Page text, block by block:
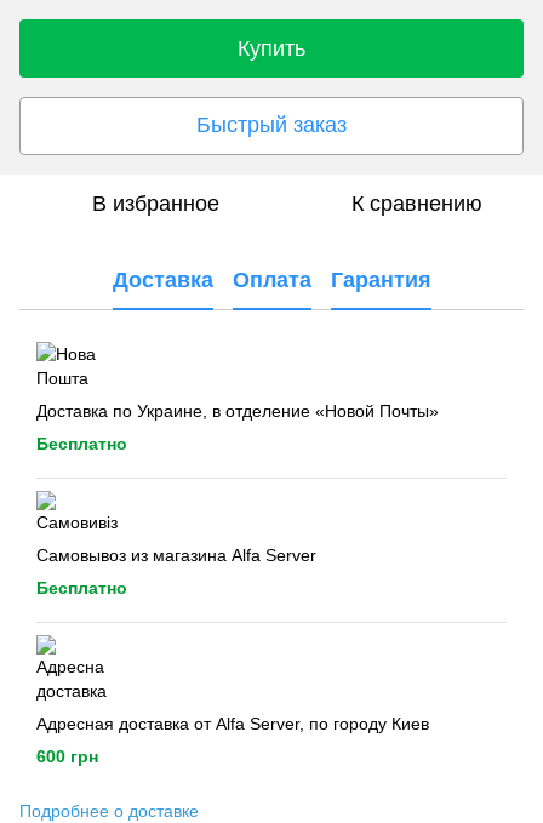
Купить
Быстрый заказ
В избранное К сравнению
Доставка Оплата Гарантия
Доставка по Украине, в отделение «Новой Почты»
Бесплатно
Самовывоз из магазина Alfa Server
Бесплатно
Адресная доставка от Alfa Server, по городу Киев
600 грн
Подробнее о доставке